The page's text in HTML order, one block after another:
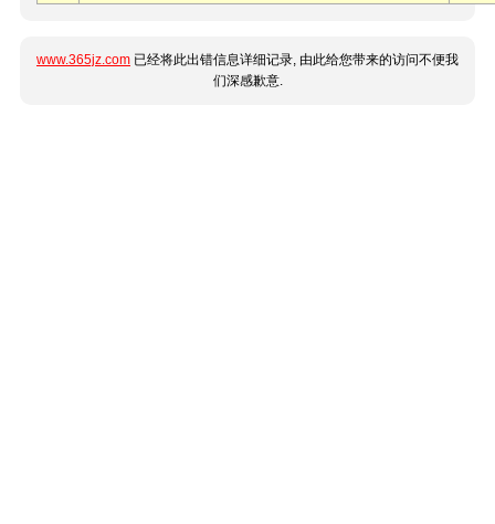
www.365jz.com 已经将此出错信息详细记录, 由此给您带来的访问不便我
们深感歉意.